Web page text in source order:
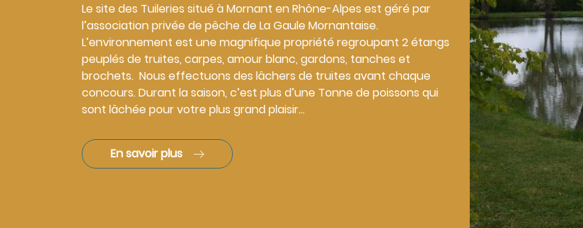
Le site des Tuileries situé à Mornant en Rhône-Alpes est géré par
l’association privée de pêche de La Gaule Mornantaise.
L’environnement est une magnifique propriété regroupant 2 étangs
peuplés de truites, carpes, amour blanc, gardons, tanches et
brochets. Nous effectuons des lâchers de truites avant chaque
concours. Durant la saison, c’est plus d’une Tonne de poissons qui
sont lâchée pour votre plus grand plaisir...
En savoir plus